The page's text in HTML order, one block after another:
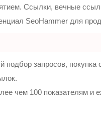
Ссылки, вечные
SeoHammer для
запросов,
чем 100 показателям и